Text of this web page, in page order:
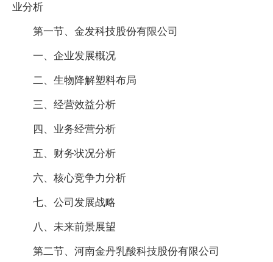
业分析
第一节、金发科技股份有限公司
一、企业发展概况
二、生物降解塑料布局
三、经营效益分析
四、业务经营分析
五、财务状况分析
六、核心竞争力分析
七、公司发展战略
八、未来前景展望
第二节、河南金丹乳酸科技股份有限公司